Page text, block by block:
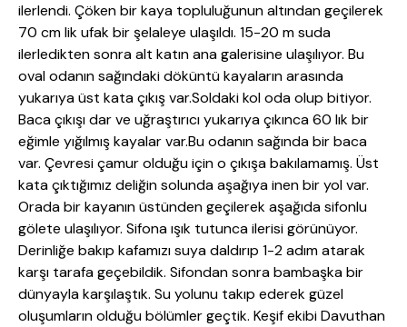
ilerlendi. Çöken bir kaya topluluğunun altından geçilerek
70 cm lik ufak bir şelaleye ulaşıldı. 15-20 m suda
ilerledikten sonra alt katın ana galerisine ulaşılıyor. Bu
oval odanın sağındaki döküntü kayaların arasında
yukarıya üst kata çıkış var.Soldaki kol oda olup bitiyor.
Baca çıkışı dar ve uğraştırıcı yukarıya çıkınca 60 lık bir
eğimle yığılmış kayalar var.Bu odanın sağında bir baca
var. Çevresi çamur olduğu için o çıkışa bakılamamış. Üst
kata çıktığımız deliğin solunda aşağıya inen bir yol var.
Orada bir kayanın üstünden geçilerek aşağıda sifonlu
gölete ulaşılıyor. Sifona ışık tutunca ilerisi görünüyor.
Derinliğe bakıp kafamızı suya daldırıp 1-2 adım atarak
karşı tarafa geçebildik. Sifondan sonra bambaşka bir
dünyayla karşılaştık. Su yolunu takıp ederek güzel
oluşumların olduğu bölümler geçtik. Keşif ekibi Davuthan